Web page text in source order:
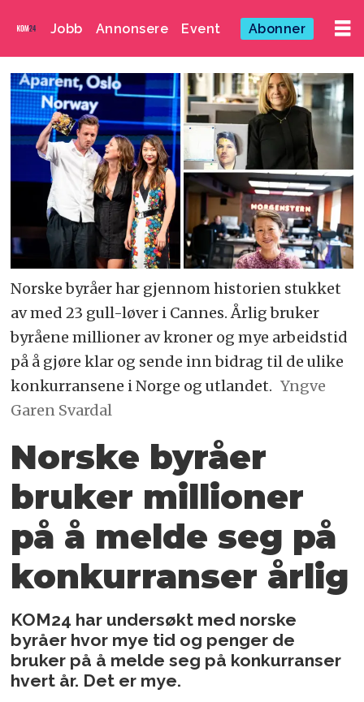
Jobb Annonsere Event Abonner
Norske byråer har gjennom historien stukket
av med 23 gull-løver i Cannes. Årlig bruker
byråene millioner av kroner og mye arbeidstid
på å gjøre klar og sende inn bidrag til de ulike
konkurransene i Norge og utlandet. Yngve
Garen Svardal
Norske byråer
bruker millioner
på å melde seg på
konkurranser årlig
KOM24 har undersøkt med norske
byråer hvor mye tid og penger de
bruker på å melde seg på konkurranser
hvert år. Det er mye.